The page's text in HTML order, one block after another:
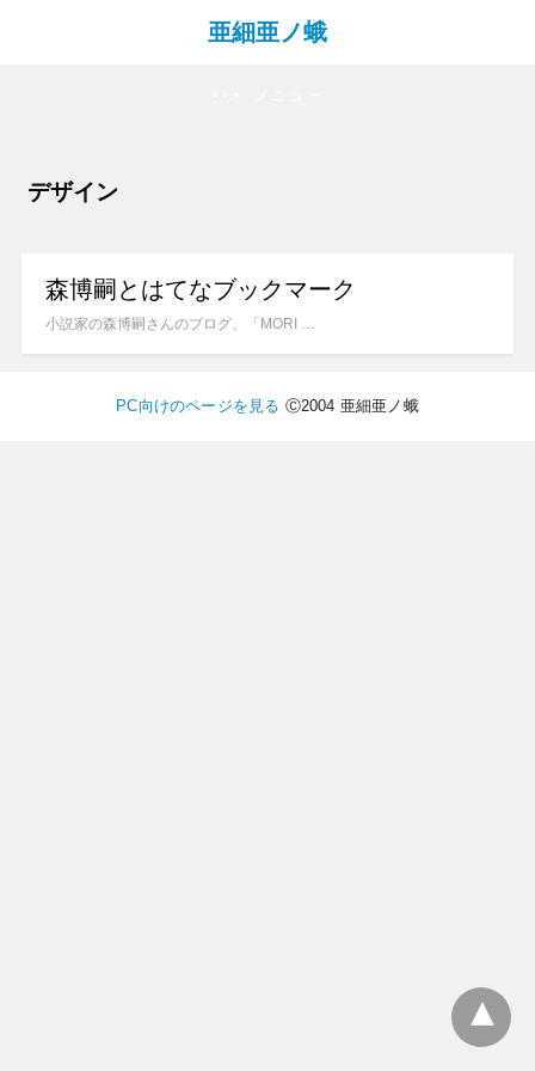
亜細亜ノ蛾
デザイン
森博嗣とはてなブックマーク
小説家の森博嗣さんのブログ、「MORI …
PC向けのページを見る Ⓒ2004 亜細亜ノ蛾